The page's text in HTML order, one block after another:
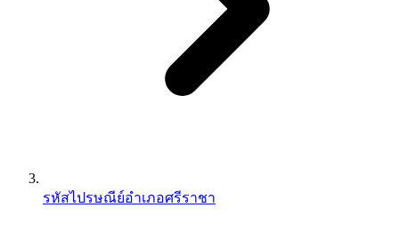
รหัสไปรษณีย์อำเภอศรีราชา